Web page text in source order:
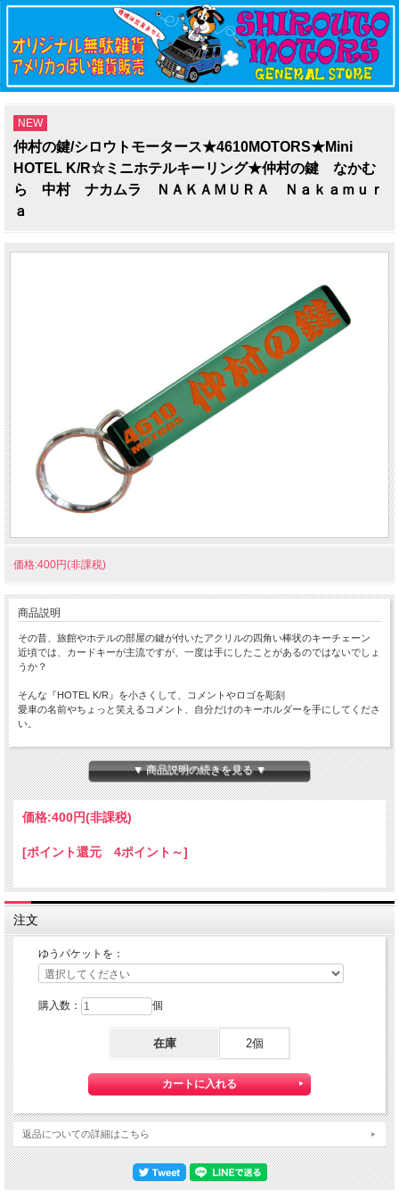
NEW
仲村の鍵/シロウトモータース★4610MOTORS★Mini
HOTEL K/R☆ミニホテルキーリング★仲村の鍵 なかむ
ら 中村 ナカムラ ＮＡＫＡＭＵＲＡ Ｎａｋａｍｕｒ
ａ
価格:400円(非課税)
商品説明
その昔、旅館やホテルの部屋の鍵が付いたアクリルの四角い棒状のキーチェーン
近頃では、カードキーが主流ですが、一度は手にしたことがあるのではないでしょ
うか？
そんな『HOTEL K/R』を小さくして、コメントやロゴを彫刻
愛車の名前やちょっと笑えるコメント、自分だけのキーホルダーを手にしてくださ
い。
ちょっと小さな 『Mini HOTEL K/R』 です。
本体サイズ：１０×１４×８０ｍｍ
★コチラの商品は 『ゆうパケット』配送可能な商品になります。
ご利用の際の配送費は、全国一律『２５０円』になります。
ゆうパケット配送をご希望されるお客様は下記のゆうパケットにつきましての説明
ゆうパケット配送をご選択ください。
【送料】全国一律料金でお届けします。
『ゆうパケット』は通常の宅配便と異なり直接ポストへ投函するお届け方法です。
宅配便のように受領印やサインのやり取りが無く、ご不在時であってもお受け取り
いただけます。
また、沖縄等の離島区域の場合でも別途送料が掛かりません。
▼ 商品説明の続きを見る ▼
価格:400円(非課税)
[ポイント還元 4ポイント～]
注文
ゆうパケットを：
購入数： 個
在庫 2個
返品についての詳細はこちら